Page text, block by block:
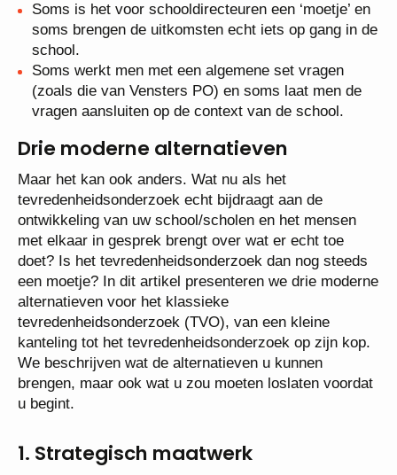
Soms is het voor schooldirecteuren een ‘moetje’ en
soms brengen de uitkomsten echt iets op gang in de
school.
Soms werkt men met een algemene set vragen
(zoals die van Vensters PO) en soms laat men de
vragen aansluiten op de context van de school.
Drie moderne alternatieven
Maar het kan ook anders. Wat nu als het
tevredenheidsonderzoek echt bijdraagt aan de
ontwikkeling van uw school/scholen en het mensen
met elkaar in gesprek brengt over wat er echt toe
doet? Is het tevredenheidsonderzoek dan nog steeds
een moetje? In dit artikel presenteren we drie moderne
alternatieven voor het klassieke
tevredenheidsonderzoek (TVO), van een kleine
kanteling tot het tevredenheidsonderzoek op zijn kop.
We beschrijven wat de alternatieven u kunnen
brengen, maar ook wat u zou moeten loslaten voordat
u begint.
1. Strategisch maatwerk